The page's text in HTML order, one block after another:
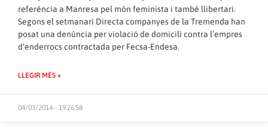
referència a Manresa pel món feminista i també llibertari.
Segons el setmanari Directa companyes de la Tremenda han
posat una denúncia per violació de domicili contra l’empres
d’enderrocs contractada per Fecsa-Endesa.
LLEGIR MÉS »
04/03/2014 - 19:26:58